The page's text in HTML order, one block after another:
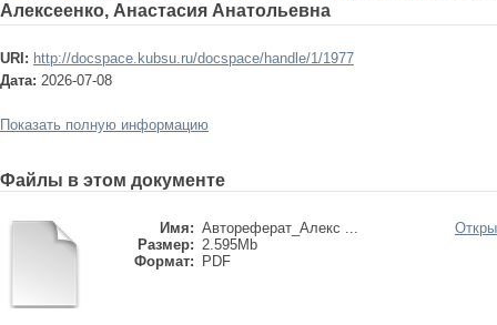
Алексеенко, Анастасия Анатольевна
URI: http://docspace.kubsu.ru/docspace/handle/1/1977
Дата: 2026-07-08
Показать полную информацию
Файлы в этом документе
Имя: Автореферат_Алекс ...
Размер: 2.595Mb
Формат:
PDF